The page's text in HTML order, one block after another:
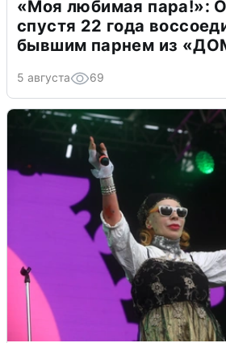
«Моя любимая пара!»:
спустя 22 года
бывшим парнем из
5 августа 69